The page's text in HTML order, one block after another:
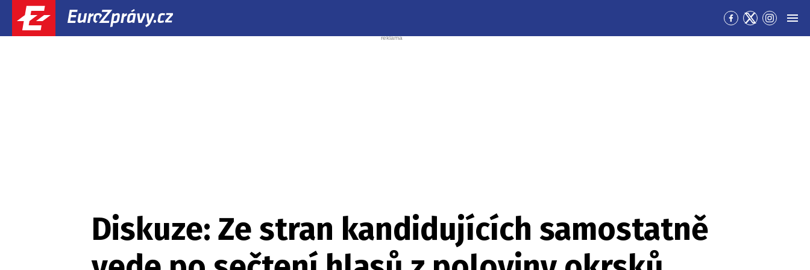
Přejít
na
Přejít
na
Přejít
na
Diskuze: Ze stran kandidujících samostatně